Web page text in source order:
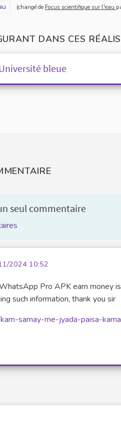
secteur : Focus scientifique sur
(changé de Focus scientifique sur l'eau
DANS CES
bleue
seul commentaire
2024 10:52
Pro APK earn money
such information, thank you sir
samay-me-jyada-paisa-